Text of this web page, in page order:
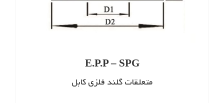
E.P.P – SPG
متعلقات گلند فلزی کابل